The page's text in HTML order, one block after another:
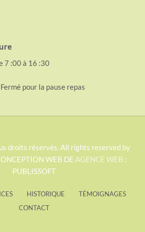
7 :00 à 16 :30
pour la pause repas
droits réservés. All rights reserved by
WEB DE AGENCE WEB :
PUBLISSOFT
HISTORIQUE
TÉMOIGNAGES
CONTACT